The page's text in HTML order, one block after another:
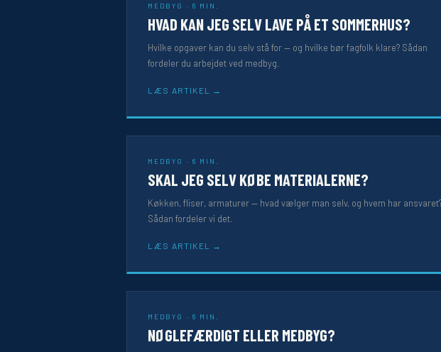
MEDBYG · 6 MIN.
HVAD KAN JEG SELV LAVE PÅ ET SOMMERHUS?
Hvilke opgaver kan du selv stå for — og hvilke bør fagfolk klare? Sådan
fordeler du arbejdet ved medbyg.
LÆS ARTIKEL
MEDBYG · 6 MIN.
SKAL JEG SELV KØBE MATERIALERNE?
Køkken, fliser, armaturer — hvad vælger man selv, og hvem har
Sådan fordeler vi det.
LÆS ARTIKEL
MEDBYG · 6 MIN.
NØGLEFÆRDIGT ELLER MEDBYG?